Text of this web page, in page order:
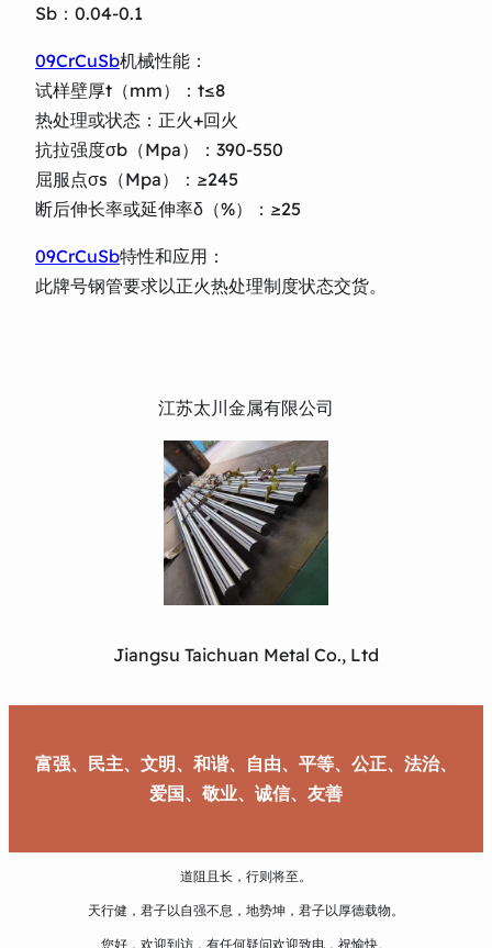
Sb：0.04-0.1
09CrCuSb机械性能：
试样壁厚t（mm）：t≤8
热处理或状态：正火+回火
抗拉强度σb（Mpa）：390-550
屈服点σs（Mpa）：≥245
断后伸长率或延伸率δ（%）：≥25
09CrCuSb特性和应用：
此牌号钢管要求以正火热处理制度状态交货。
江苏太川金属有限公司
Jiangsu Taichuan Metal Co., Ltd
富强、民主、文明、和谐、自由、平等、公正、法治、
爱国、敬业、诚信、友善
道阻且长，行则将至。
天行健，君子以自强不息，地势坤，君子以厚德载物。
您好，欢迎到访，有任何疑问欢迎致电，祝愉快。